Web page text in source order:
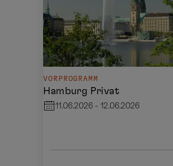
VORPROGRAMM
Hamburg Privat
11.06.2026 - 12.06.2026